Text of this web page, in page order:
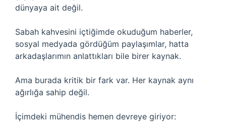
dünyaya ait değil.
Sabah kahvesini içtiğimde okuduğum haberler,
sosyal medyada gördüğüm paylaşımlar, hatta
arkadaşlarımın anlattıkları bile birer kaynak.
Ama burada kritik bir fark var. Her kaynak aynı
ağırlığa sahip değil.
İçimdeki mühendis hemen devreye giriyor: